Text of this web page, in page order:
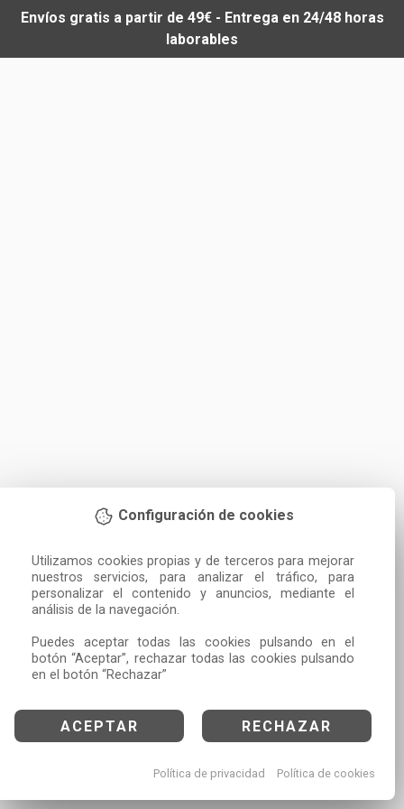
Configuración de cookies
Utilizamos cookies propias y de terceros para mejorar
nuestros servicios, para analizar el tráfico, para
personalizar el contenido y anuncios, mediante el
análisis de la navegación.
Puedes aceptar todas las cookies pulsando en el
botón “Aceptar”, rechazar todas las cookies pulsando
en el botón “Rechazar”
ACEPTAR RECHAZAR
Política de privacidad Política de cookies
Envíos gratis a partir de 49€ - Entrega en 24/48 horas
laborables